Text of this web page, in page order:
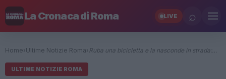
La Cronaca di Roma LIVE ⌕
Home› Ultime Notizie Roma› Ruba una bicicletta e la nasconde in strada:…
ULTIME NOTIZIE ROMA